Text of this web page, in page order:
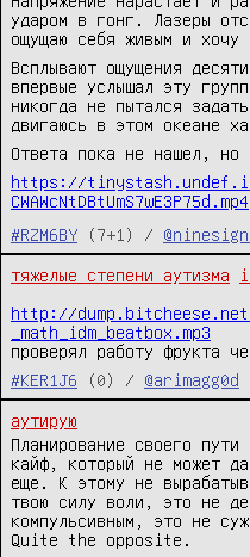
ударом в гонг. Лазеры
ощущаю себя живым и хочу
Всплывают ощущения
впервые услышал эту
никогда не пытался
двигаюсь в этом океане
Ответа пока не нашел, но
https://tinystash.undef.im/
CWAWcNtDBtUmS7wE3P75d.mp4
#RZM6BY
(7+1) /
тяжелые степени аутизма
http://
_math_idm_beatbox.mp3
проверял работу фрукта
#KER1J6
(0) / @arimagg0d
аутирую
Планирование своего
кайф, который не может
еще. К этому не
твою силу воли, это не
компульсивным, это не
Quite the opposite.